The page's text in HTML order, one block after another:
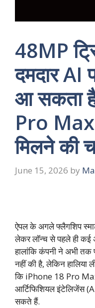
48MP
दमदार AI
आ सकता
Pro
मिलने की
June 15, 2026 by
ऐपल के अगले फ्लैगशिप
लेकर लॉन्च से पहले ही कई
हालांकि कंपनी ने अभी
नहीं की है, लेकिन हालिया
कि iPhone 18 Pro
आर्टिफिशियल इंटेलिजेंस
सकते हैं.